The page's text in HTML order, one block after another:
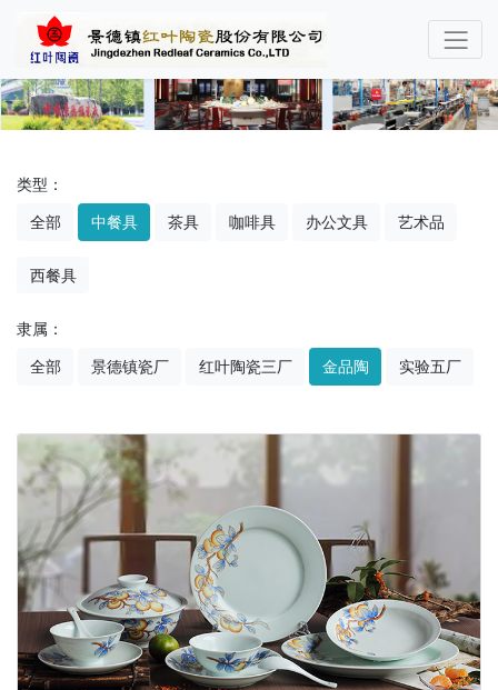
类型：
全部 中餐具 茶具 咖啡具 办公文具 艺术品
西餐具
隶属：
全部 景德镇瓷厂 红叶陶瓷三厂 金品陶 实验五厂